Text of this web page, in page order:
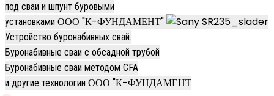
под сваи и шпунт буровыми
установками ООО "К-ФУНДАМЕНТ"
Устройство буронабивных свай.
Буронабивные сваи с обсадной трубой
Буронабивные сваи методом CFA
и другие технологии ООО "К-ФУНДАМЕНТ